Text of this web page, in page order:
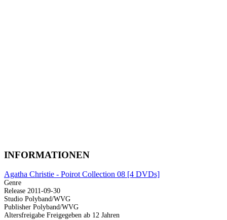
INFORMATIONEN
Agatha Christie - Poirot Collection 08 [4 DVDs]
Genre
Release 2011-09-30
Studio Polyband/WVG
Publisher Polyband/WVG
Altersfreigabe Freigegeben ab 12 Jahren